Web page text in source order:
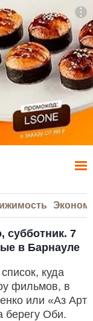
субботник. 7
в Барнауле
куда
фильмов, в
или «Аз Арт
берегу Оби.